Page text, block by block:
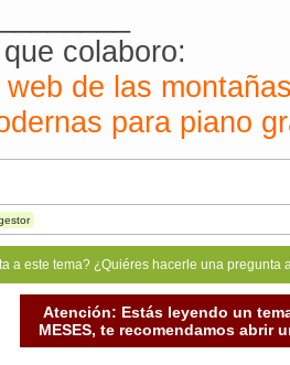
colaboro:
de las
para piano
a este tema? ¿Quiéres hacerle una
Atención: Estás leyendo un
MESES, te recomendamos abrir